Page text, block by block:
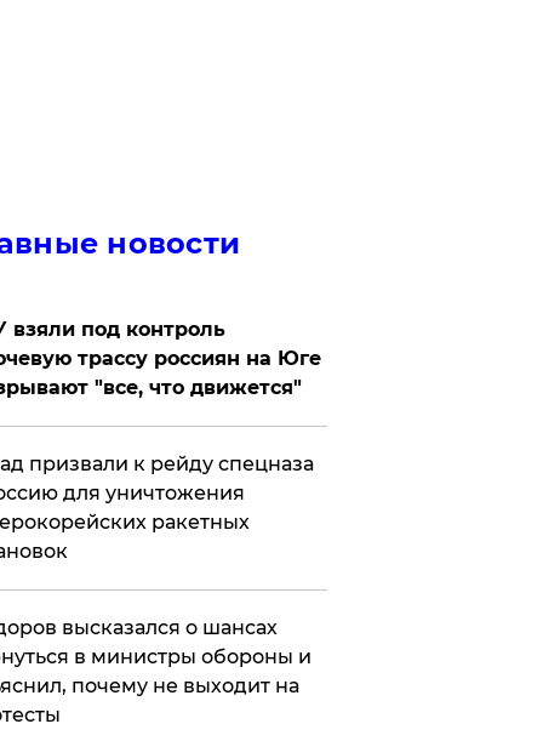
новости
взяли под контроль
трассу россиян на Юге
"все, что движется"
призвали к рейду спецназа
для уничтожения
ракетных
высказался о шансах
в министры обороны и
почему не выходит на